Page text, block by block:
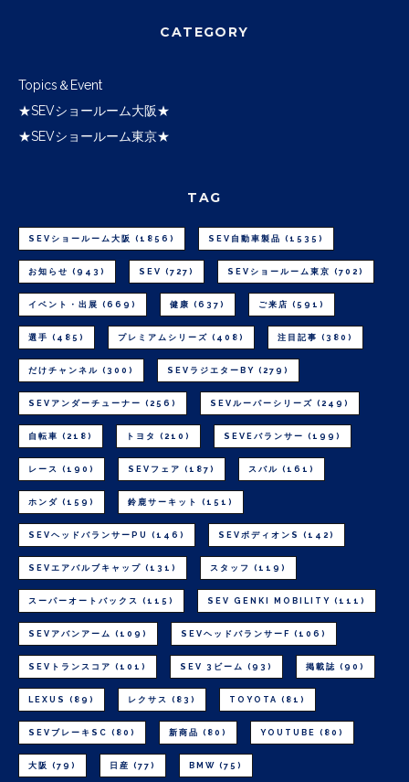
CATEGORY
Topics＆Event
★SEVショールーム大阪★
★SEVショールーム東京★
TAG
SEVショールーム大阪 (1856) SEV自動車製品 (1535)
お知らせ (943) SEV (727) SEVショールーム東京 (702)
イベント・出展 (669) 健康 (637) ご来店 (591)
選手 (485) プレミアムシリーズ (408) 注目記事 (380)
だけチャンネル (300) SEVラジエターBY (279)
SEVアンダーチューナー (256) SEVルーパーシリーズ (249)
自転車 (218) トヨタ (210) SEVEバランサー (199)
レース (190) SEVフェア (187) スバル (161)
ホンダ (159) 鈴鹿サーキット (151)
SEVヘッドバランサーPU (146) SEVボディオンS (142)
SEVエアバルブキャップ (131) スタッフ (119)
スーパーオートバックス (115) SEV GENKI MOBILITY (111)
SEVアバンアーム (109) SEVヘッドバランサーF (106)
SEVトランスコア (101) SEV 3ビーム (93) 掲載誌 (90)
LEXUS (89) レクサス (83) TOYOTA (81)
SEVブレーキSC (80) 新商品 (80) YOUTUBE (80)
大阪 (79) 日産 (77) BMW (75)